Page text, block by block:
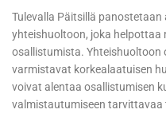
Tulevalla Päitsillä panostetaan
yhteishuoltoon, joka helpottaa
osallistumista. Yhteishuoltoon
varmistavat korkealaatuisen
voivat alentaa osallistumisen
valmistautumiseen tarvittavaa